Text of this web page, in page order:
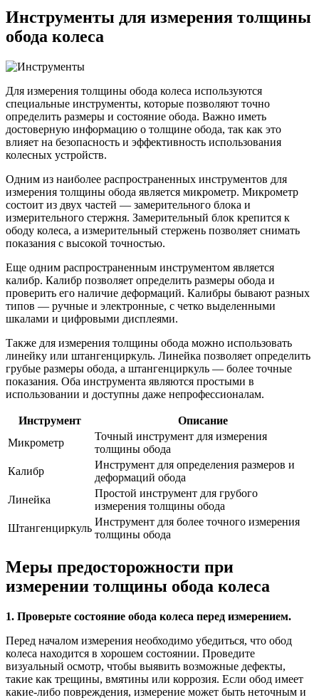
Инструменты для измерения толщины
обода колеса
Для измерения толщины обода колеса используются
специальные инструменты, которые позволяют точно
определить размеры и состояние обода. Важно иметь
достоверную информацию о толщине обода, так как это
влияет на безопасность и эффективность использования
колесных устройств.
Одним из наиболее распространенных инструментов для
измерения толщины обода является микрометр. Микрометр
состоит из двух частей — замерительного блока и
измерительного стержня. Замерительный блок крепится к
ободу колеса, а измерительный стержень позволяет снимать
показания с высокой точностью.
Еще одним распространенным инструментом является
калибр. Калибр позволяет определить размеры обода и
проверить его наличие деформаций. Калибры бывают разных
типов — ручные и электронные, с четко выделенными
шкалами и цифровыми дисплеями.
Также для измерения толщины обода можно использовать
линейку или штангенциркуль. Линейка позволяет определить
грубые размеры обода, а штангенциркуль — более точные
показания. Оба инструмента являются простыми в
использовании и доступны даже непрофессионалам.
Инструмент
Описание
Микрометр
Точный инструмент для измерения
толщины обода
Калибр
Инструмент для определения размеров и
деформаций обода
Линейка
Простой инструмент для грубого
измерения толщины обода
Штангенциркуль
Инструмент для более точного измерения
толщины обода
Меры предосторожности при
измерении толщины обода колеса
1. Проверьте состояние обода колеса перед измерением.
Перед началом измерения необходимо убедиться, что обод
колеса находится в хорошем состоянии. Проведите
визуальный осмотр, чтобы выявить возможные дефекты,
такие как трещины, вмятины или коррозия. Если обод имеет
какие-либо повреждения, измерение может быть неточным и